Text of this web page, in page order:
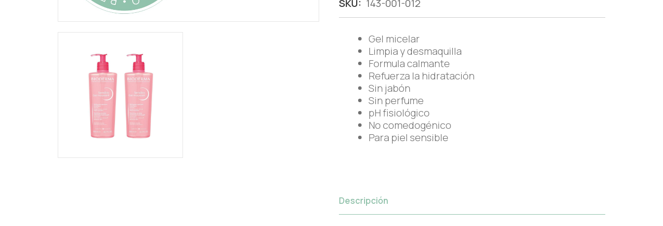
SKU: 143-001-012
Gel micelar
Limpia y desmaquilla
Formula calmante
Refuerza la hidratación
Sin jabón
Sin perfume
pH fisiológico
No comedogénico
Para piel sensible
Descripción